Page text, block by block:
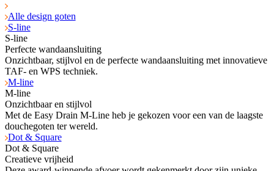
Alle design goten
S-line
S-line
Perfecte wandaansluiting
Onzichtbaar, stijlvol en de perfecte wandaansluiting met innovatieve
TAF- en WPS tech­niek.
M-line
M-line
Onzichtbaar en stijlvol
Met de Easy Drain M-Line heb je gekozen voor een van de laagste
douchegoten ter wereld.
Dot & Square
Dot & Square
Creatieve vrijheid